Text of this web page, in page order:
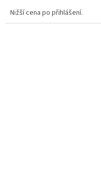
Nižší cena po přihlášení.